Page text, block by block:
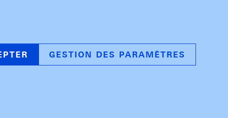
GESTION DES PARAMÈTRES